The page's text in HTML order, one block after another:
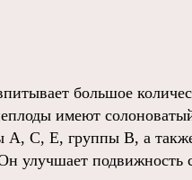
большое
имеют
А, С, Е, группы В, а
улучшает подвижность